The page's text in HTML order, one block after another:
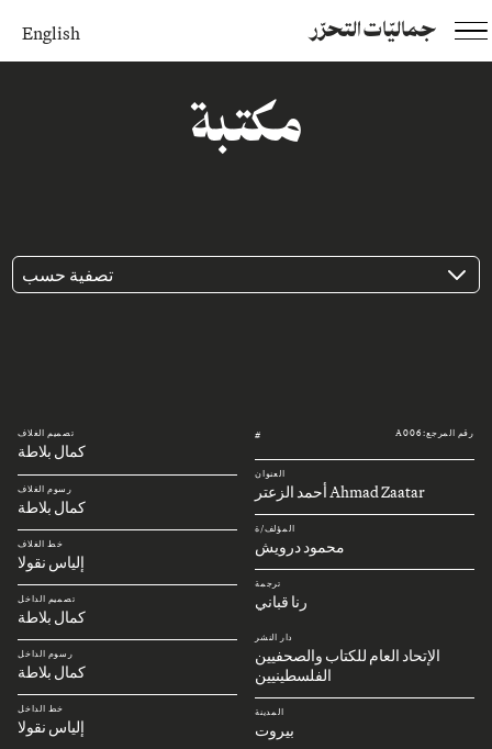
English جماليّات التحرّر
مكتبة
تصفية حسب
رقم المرجع: A006 #
العنوان
Ahmad Zaatar أحمد الزعتر
المؤلف/ة
محمود درويش
ترجمة
رنا قباني
دار النشر
الإتحاد العام للكتاب والصحفيين
الفلسطينيين
المدينة
بيروت
تصميم الغلاف
كمال بلاطة
رسوم الغلاف
كمال بلاطة
خط الغلاف
إلياس نقولا
تصميم الداخل
كمال بلاطة
رسوم الداخل
كمال بلاطة
خط الداخل
إلياس نقولا